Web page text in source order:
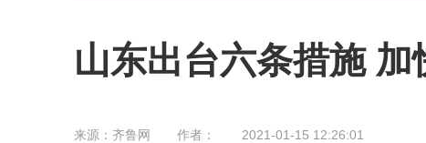
山东出台六条措施
来源： 齐鲁网 作者： 2021-01-15 12:26:01